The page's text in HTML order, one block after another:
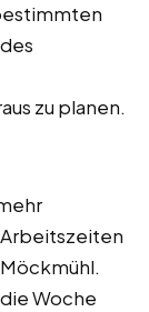
zu planen.
Woche